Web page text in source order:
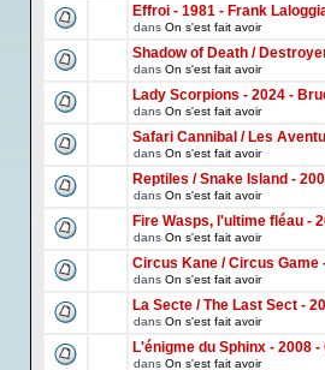
Effroi - 1981 - Frank
dans On s'est fait avoir
Shadow of Death /
dans On s'est fait avoir
Lady Scorpions - 2024 -
dans On s'est fait avoir
Safari Cannibal / Les
dans On s'est fait avoir
Reptiles / Snake Island -
dans On s'est fait avoir
Fire Wasps, l'ultime fléau -
dans On s'est fait avoir
Circus Kane / Circus Game
dans On s'est fait avoir
La Secte / The Last Sect -
dans On s'est fait avoir
L'énigme du Sphinx - 2008
dans On s'est fait avoir